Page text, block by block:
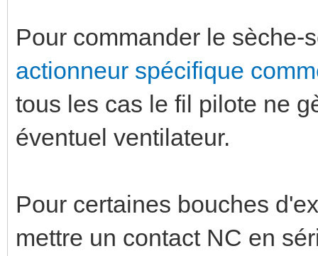
Pour commander le
actionneur spécifique
tous les cas le fil pilote ne
éventuel ventilateur.
Pour certaines bouches
mettre un contact NC en